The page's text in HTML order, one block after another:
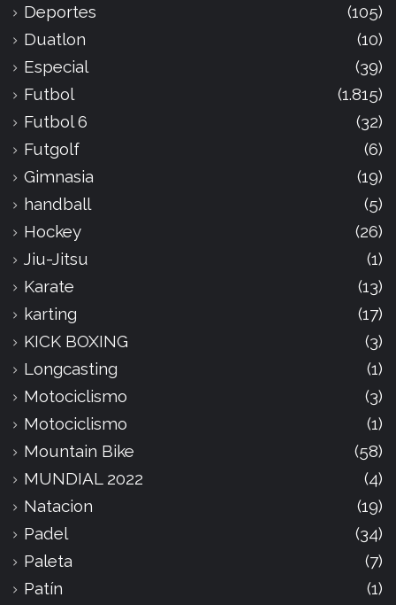
Deportes
(105)
Duatlon
(10)
Especial
(39)
Futbol
(1.815)
Futbol 6
(32)
Futgolf
(6)
Gimnasia
(19)
handball
(5)
Hockey
(26)
Jiu-Jitsu
(1)
Karate
(13)
karting
(17)
KICK BOXING
(3)
Longcasting
(1)
Motociclismo
(3)
Motociclismo
(1)
Mountain Bike
(58)
MUNDIAL 2022
(4)
Natacion
(19)
Padel
(34)
Paleta
(7)
Patín
(1)